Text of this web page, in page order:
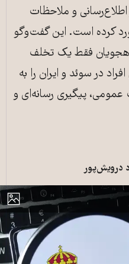
و ملاحظات
کرده است. این گفت‌وگو
فقط یک تخلف
در سوئد و ایران را به
عمومی، پیگیری رسانه‌ای و
درویش‌پور